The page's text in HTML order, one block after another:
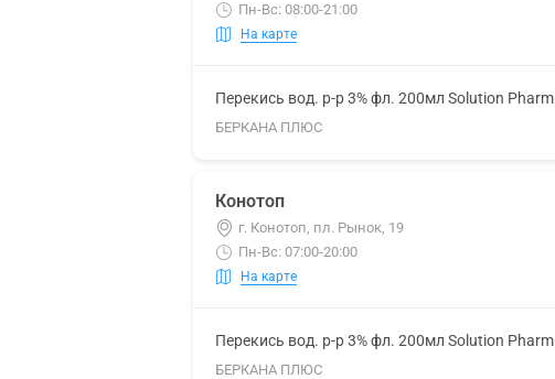
Пн-Вс: 08:00-21:00
На карте
Перекись вод. р-р 3% фл. 200мл Solution Pharm
БЕРКАНА ПЛЮС
Конотоп
г. Конотоп, пл. Рынок, 19
Пн-Вс: 07:00-20:00
На карте
Перекись вод. р-р 3% фл. 200мл Solution Pharm
БЕРКАНА ПЛЮС